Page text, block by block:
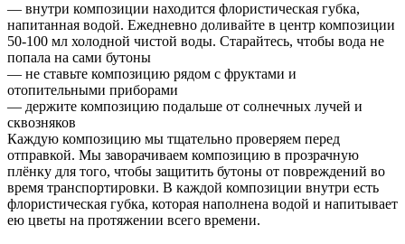
— внутри композиции находится флористическая губка,
напитанная водой. Ежедневно доливайте в центр композиции
50-100 мл холодной чистой воды. Старайтесь, чтобы вода не
попала на сами бутоны
— не ставьте композицию рядом с фруктами и
отопительными приборами
— держите композицию подальше от солнечных лучей и
сквозняков
Каждую композицию мы тщательно проверяем перед
отправкой. Мы заворачиваем композицию в прозрачную
плёнку для того, чтобы защитить бутоны от повреждений во
время транспортировки. В каждой композиции внутри есть
флористическая губка, которая наполнена водой и напитывает
ею цветы на протяжении всего времени.